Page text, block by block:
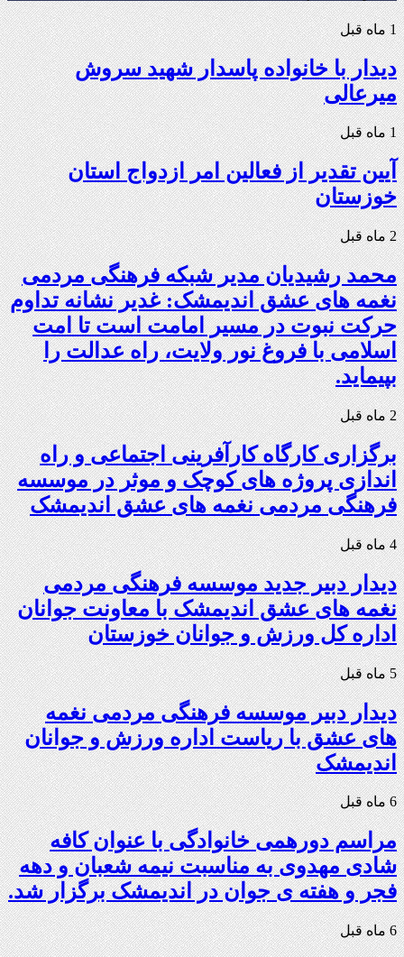
1 ماه قبل
دیدار با خانواده پاسدار شهید سروش
میرعالی
1 ماه قبل
آیین تقدیر از فعالین امر ازدواج استان
خوزستان
2 ماه قبل
محمد رشیدیان مدیر شبکه فرهنگی مردمی
نغمه های عشق اندیمشک: غدیر نشانه تداوم
حرکت نبوت در مسیر امامت است تا امت
اسلامی با فروغ نور ولایت، راه عدالت را
بپیماید.
2 ماه قبل
برگزاری کارگاه کارآفرینی اجتماعی و راه
اندازی پروژه های کوچک و موثر در موسسه
فرهنگی مردمی نغمه های عشق اندیمشک
4 ماه قبل
دیدار دبیر جدید موسسه فرهنگی مردمی
نغمه های عشق اندیمشک با معاونت جوانان
اداره کل ورزش و جوانان خوزستان
5 ماه قبل
دیدار دبیر موسسه فرهنگی مردمی نغمه
های عشق با ریاست اداره ورزش و جوانان
اندیمشک
6 ماه قبل
مراسم دورهمی خانوادگی با عنوان کافه
شادی مهدوی به مناسبت نیمه شعبان و دهه
فجر و هفته ی جوان در اندیمشک برگزار شد.
6 ماه قبل